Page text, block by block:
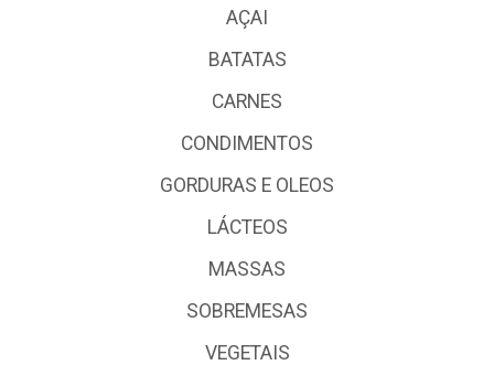
AÇAI
BATATAS
CARNES
CONDIMENTOS
GORDURAS E OLEOS
LÁCTEOS
MASSAS
SOBREMESAS
VEGETAIS